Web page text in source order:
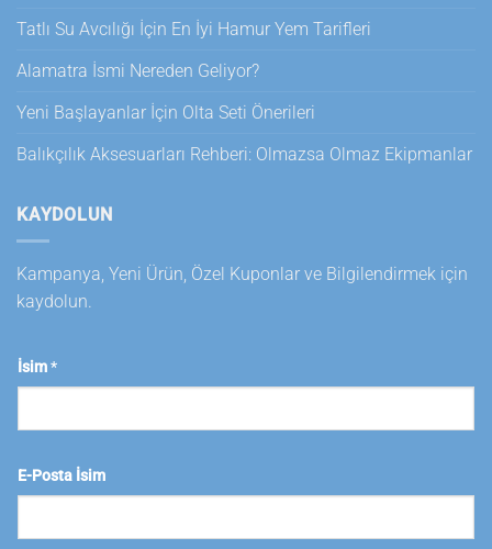
Tatlı Su Avcılığı İçin En İyi Hamur Yem Tarifleri
Alamatra İsmi Nereden Geliyor?
Yeni Başlayanlar İçin Olta Seti Önerileri
Balıkçılık Aksesuarları Rehberi: Olmazsa Olmaz Ekipmanlar
KAYDOLUN
Kampanya, Yeni Ürün, Özel Kuponlar ve Bilgilendirmek için
kaydolun.
İsim*
E-Posta İsim